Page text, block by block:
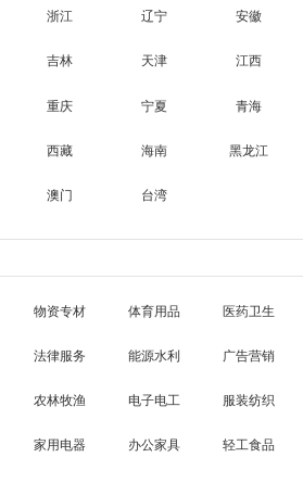
浙江 辽宁 安徽
吉林 天津 江西
重庆 宁夏 青海
西藏 海南 黑龙江
澳门 台湾
物资专材 体育用品 医药卫生
法律服务 能源水利 广告营销
农林牧渔 电子电工 服装纺织
家用电器 办公家具 轻工食品